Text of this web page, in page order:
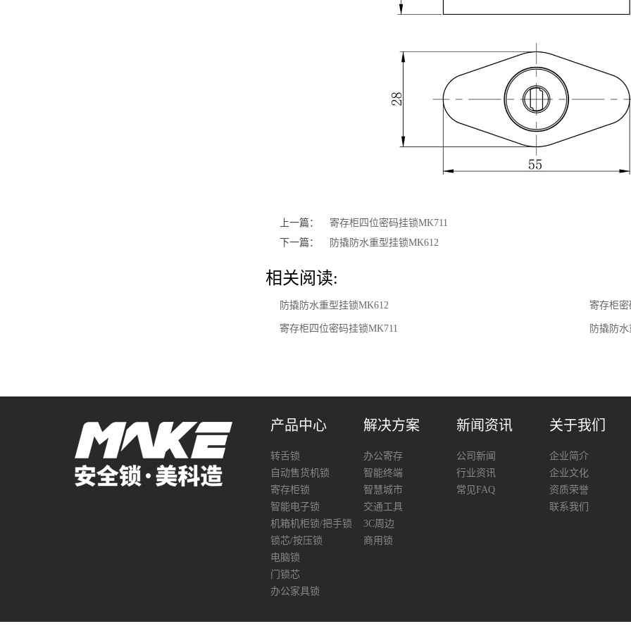
上一篇：
寄存柜四位密码挂锁MK711
下一篇：
防撬防水重型挂锁MK612
相关阅读:
防撬防水重型挂锁MK612
寄存柜四位密码挂锁MK711
寄存柜密
防撬防
产品中心
转舌锁
自动售货机锁
寄存柜锁
智能电子锁
机箱机柜锁/把手锁
锁芯/按压锁
电脑锁
门锁芯
办公家具锁
解决方案
办公寄存
智能终端
智慧城市
交通工具
3C周边
商用锁
新闻资讯
公司新闻
行业资讯
常见FAQ
关于我们
企业简介
企业文化
资质荣誉
联系我们